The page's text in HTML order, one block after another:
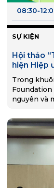
08:30-
SỰ KIỆN
Hội thảo
hiện Hiệp
Trong
Foundation
nguyên và